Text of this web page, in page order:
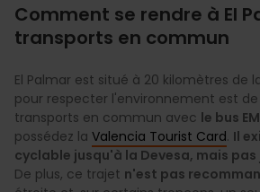
Comment se rendre à El
transports en commun
El Palmar est situé à 20 kilomètres de
pour respecter l'environnement est
transports en commun avec le bus
possédez la Valencia Tourist Card. Il
cyclable jusqu'à la Devesa, mais pas
De plus, ce trajet n'est pas